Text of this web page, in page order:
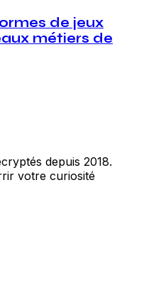
de jeux
métiers de
depuis 2018.
votre curiosité